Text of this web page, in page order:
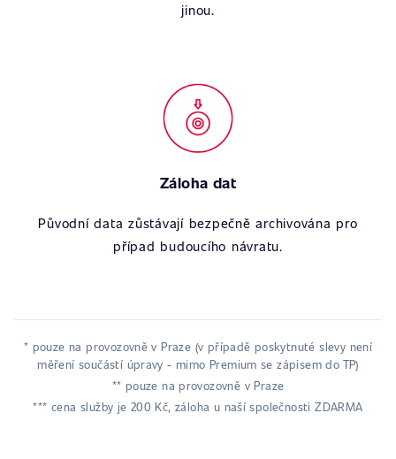
jinou.
Záloha dat
Původní data zůstávají bezpečně archivována pro
případ budoucího návratu.
* pouze na provozovně v Praze (v případě poskytnuté slevy není
měření součástí úpravy - mimo Premium se zápisem do TP)
** pouze na provozovně v Praze
*** cena služby je 200 Kč, záloha u naší společnosti ZDARMA